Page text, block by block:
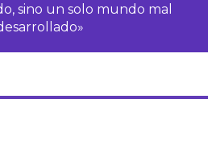
sino un solo mundo mal